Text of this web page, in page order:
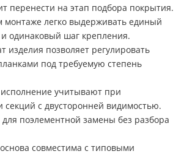
перенести на этап подбора покрытия.
монтаже легко выдерживать единый
одинаковый шаг крепления.
позволяет регулировать
под требуемую степень
учитывают при
секций с двусторонней видимостью.
поэлементной замены без разбора
совместима с типовыми